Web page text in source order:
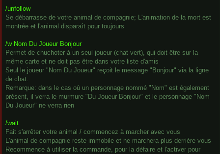
/unfollow
Se débarrasse de votre animal de compagnie; L'animation de la mort est
montrée et l'animal disparaît pour toujours
/w Nom Du Joueur Bonjour
Permet de chuchoter à un seul joueur (chat vert), qui doit être sur la
même carte et ne doit pas être dans votre liste d'amis
Seul le joueur "Nom Du Joueur" reçoit le message "Bonjour" via la ligne
de chat.
Remarque: dans le cas où un personnage nommé "Nom" est également
présent, il verra le murmure "Du Joueur Bonjour" et le personnage "Nom
Du Joueur" ne verra rien
/wait
Fait s'arrêter votre animal / commencez à marcher avec vous
L'animal de compagnie reste immobile et ne marchera plus derrière vous
Recommence à utiliser la commande, pour la défaire et l'activer pour